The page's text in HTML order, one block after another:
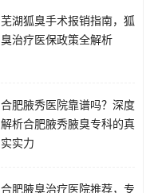
芜湖狐臭手术报销指南，狐
臭治疗医保政策全解析
合肥腋秀医院靠谱吗？深度
解析合肥腋秀腋臭专科的真
实实力
合肥腋臭治疗医院推荐，专